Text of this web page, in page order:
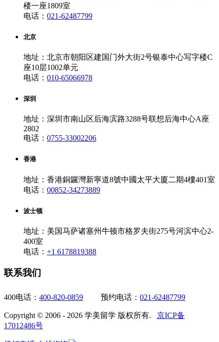
楼一座1809室
电话： 021-62487799
北京
地址：北京市朝阳区建国门外大街2号银泰中心写字楼C
座10层1002单元
电话： 010-65066978
深圳
地址：深圳市南山区后海滨路3288号联想后海中心A座
2802
电话： 0755-33002206
香港
地址：香港銅鑼灣新寧道8號中國太平大廈二期4樓401室
电话： 00852-34273889
波士顿
地址：美国马萨诸塞州牛顿市格罗夫街275号河滨中心2-
400室
电话： +1 6178819388
联系我们
400电话： 400-820-0859 预约电话： 021-62487799
Copyright © 2006 - 2026 学美留学 版权所有. 京ICP备
17012486号